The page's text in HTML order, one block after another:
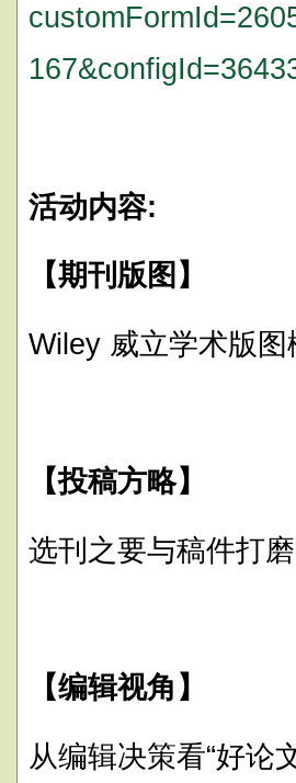
活动内容:
【期刊版图】
Wiley 威立学术版
【投稿方略】
选刊之要与稿件打
【编辑视角】
从编辑决策看“好论